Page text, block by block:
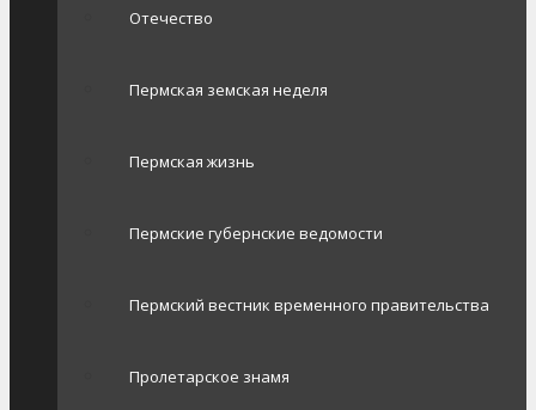
Отечество
Пермская земская неделя
Пермская жизнь
Пермские губернские ведомости
Пермский вестник временного правительства
Пролетарское знамя